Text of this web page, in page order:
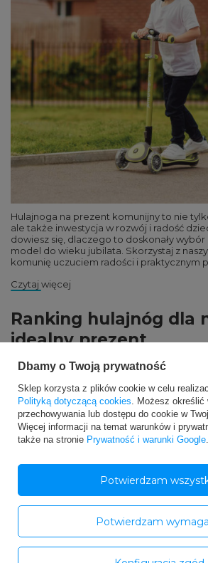
Hulajnoga na prezent komunijny to nie
ale także inwestycja w rozwój i radość
dowiesz się, dlaczego to doskonały
model do wieku jubilata. Skorzystaj z
komunię uczuciem radości i praktycznym
Czytaj więcej
Ranking hulajnóg dla
idealny prezent
Dbamy o Twoją prywatność
Sklep korzysta z plików cookie w celu
Polityką dotyczącą cookies. Możesz określić
przechowywania lub dostępu do cookie w
Więcej informacji na temat warunków i
także na stronie Prywatność i warunki Google.
Potwierdzam
Potwierdzam